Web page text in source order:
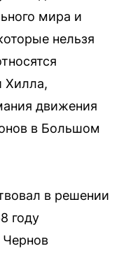
мира и
нельзя
Хилла,
движения
в Большом
в решении
году